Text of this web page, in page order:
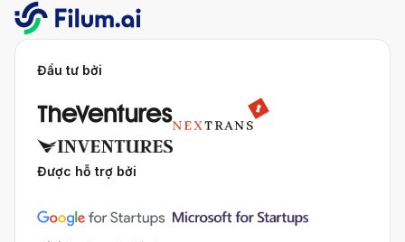
Đầu tư bởi
Được hỗ trợ bởi